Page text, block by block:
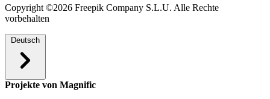
Copyright ©2026 Freepik Company S.L.U. Alle Rechte
vorbehalten
Deutsch
Projekte von Magnific